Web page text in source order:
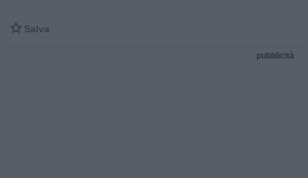
 Salva
pubblicità